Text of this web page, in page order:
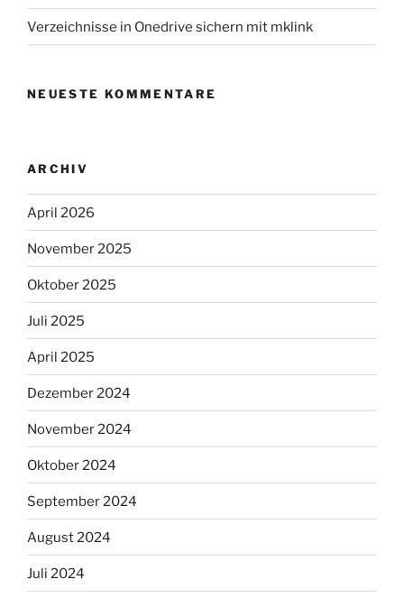
Verzeichnisse in Onedrive sichern mit mklink
NEUESTE KOMMENTARE
ARCHIV
April 2026
November 2025
Oktober 2025
Juli 2025
April 2025
Dezember 2024
November 2024
Oktober 2024
September 2024
August 2024
Juli 2024